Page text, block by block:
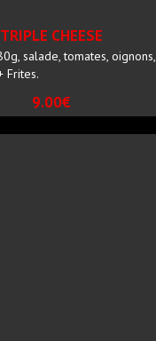
TRIPLE CHEESE
salade, tomates, oignons,
Frites.
9.00€